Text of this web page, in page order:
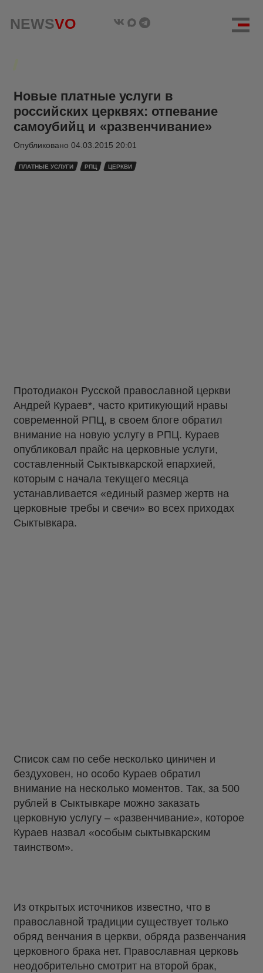
NEWSVO
Новые платные услуги в
российских церквях: отпевание
самоубийц и «развенчивание»
Опубликовано 04.03.2015 20:01
ПЛАТНЫЕ УСЛУГИ РПЦ ЦЕРКВИ
Протодиакон Русской православной церкви
Андрей Кураев*, часто критикующий нравы
современной РПЦ, в своем блоге обратил
внимание на новую услугу в РПЦ. Кураев
опубликовал прайс на церковные услуги,
составленный Сыктывкарской епархией,
которым с начала текущего месяца
устанавливается «единый размер жертв на
церковные требы и свечи» во всех приходах
Сыктывкара.
Список сам по себе несколько циничен и
бездуховен, но особо Кураев обратил
внимание на несколько моментов. Так, за 500
рублей в Сыктывкаре можно заказать
церковную услугу – «развенчивание», которое
Кураев назвал «особым сыктывкарским
таинством».
Из открытых источников известно, что в
православной традиции существует только
обряд венчания в церкви, обряда развенчания
церковного брака нет. Православная церковь
неодобрительно смотрит на второй брак,